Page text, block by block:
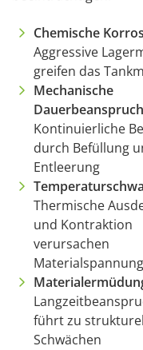
Chemische
Aggressive
greifen das
Mechanische
Kontinuierliche
durch Befüllung
Entleerung
Thermische
und Kontraktion
verursachen
führt zu
Schwächen